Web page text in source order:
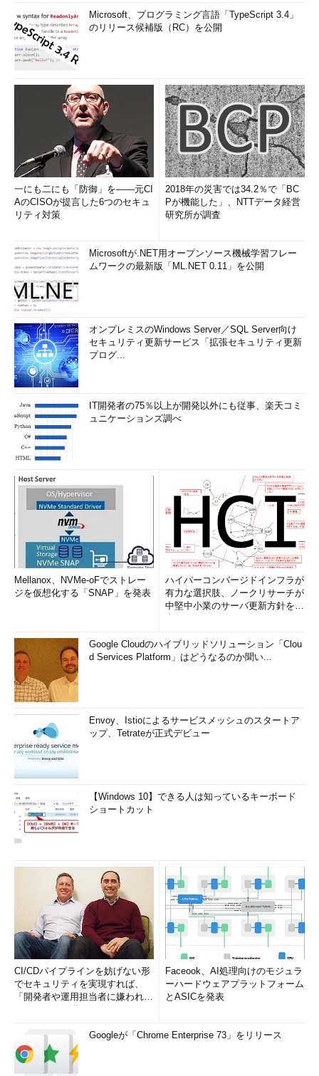
Microsoft、プログラミング言語「TypeScript 3.4」
のリリース候補版（RC）を公開
一にも二にも「防御」を――元CI
AのCISOが提言した6つのセキュ
リティ対策
2018年の災害では34.2％で「BC
Pが機能した」、NTTデータ経営
研究所が調査
Microsoftが.NET用オープンソース機械学習フレー
ムワークの最新版「ML.NET 0.11」を公開
オンプレミスのWindows Server／SQL Server向け
セキュリティ更新サービス「拡張セキュリティ更新
プログ...
IT開発者の75％以上が開発以外にも従事、楽天コミ
ュニケーションズ調べ
Mellanox、NVMe-oFでストレー
ジを仮想化する「SNAP」を発表
ハイパーコンバージドインフラが
有力な選択肢、ノークリサーチが
中堅中小業のサーバ更新方針を調
Google Cloudのハイブリッドソリューション「Clou
d Services Platform」はどうなるのか聞い...
Envoy、Istioによるサービスメッシュのスタートア
ップ、Tetrateが正式デビュー
【Windows 10】できる人は知っているキーボード
ショートカット
CI/CDパイプラインを妨げない形
でセキュリティを実現すれば、
「開発者や運用担当者に嫌われな
Faceook、AI処理向けのモジュラ
ーハードウェアプラットフォーム
とASICを発表
Googleが「Chrome Enterprise 73」をリリース